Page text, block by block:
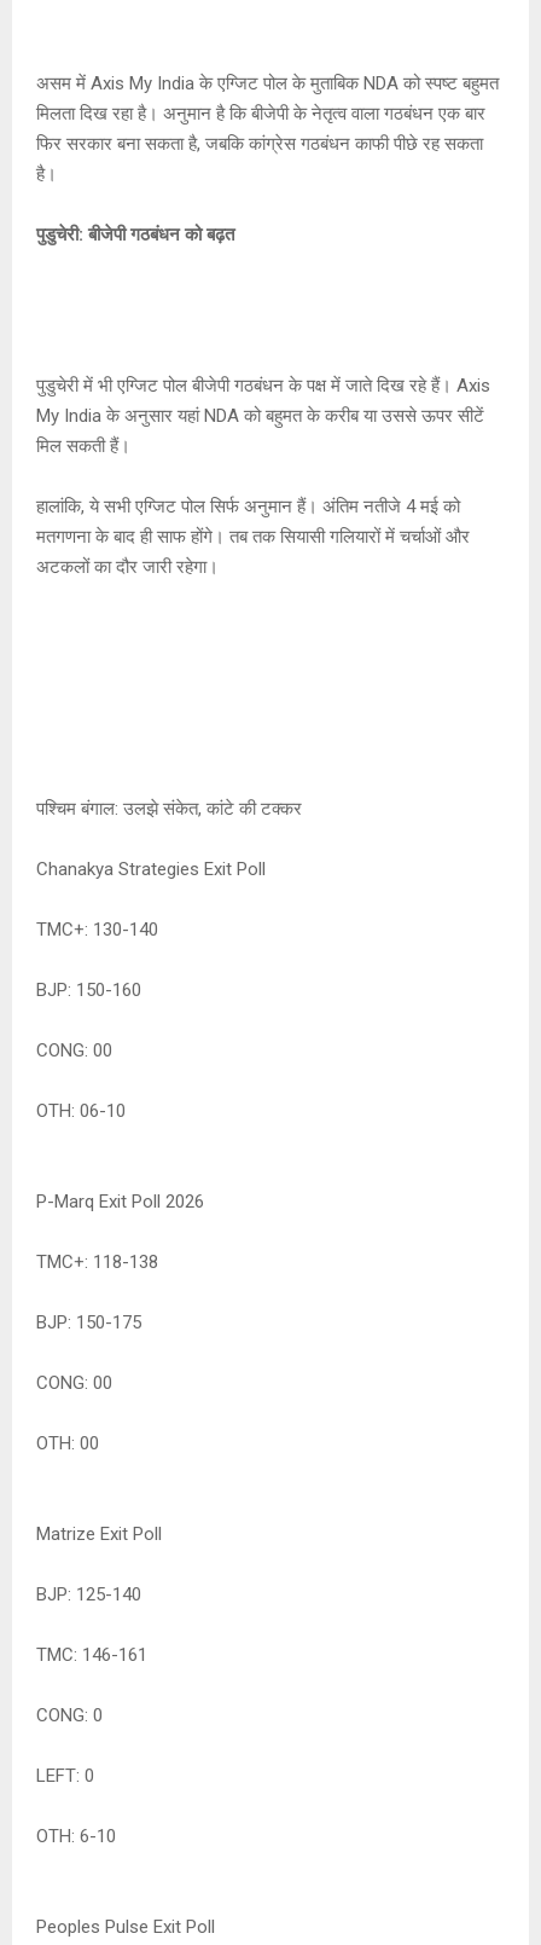
असम में Axis My India के एग्जिट पोल के मुताबिक NDA को स्पष्ट बहुमत
मिलता दिख रहा है। अनुमान है कि बीजेपी के नेतृत्व वाला गठबंधन एक बार
फिर सरकार बना सकता है, जबकि कांग्रेस गठबंधन काफी पीछे रह सकता
है।
पुडुचेरी: बीजेपी गठबंधन को बढ़त
पुडुचेरी में भी एग्जिट पोल बीजेपी गठबंधन के पक्ष में जाते दिख रहे हैं। Axis
My India के अनुसार यहां NDA को बहुमत के करीब या उससे ऊपर सीटें
मिल सकती हैं।
हालांकि, ये सभी एग्जिट पोल सिर्फ अनुमान हैं। अंतिम नतीजे 4 मई को
मतगणना के बाद ही साफ होंगे। तब तक सियासी गलियारों में चर्चाओं और
अटकलों का दौर जारी रहेगा।
पश्चिम बंगाल: उलझे संकेत, कांटे की टक्कर
Chanakya Strategies Exit Poll
TMC+: 130-140
BJP: 150-160
CONG: 00
OTH: 06-10
P-Marq Exit Poll 2026
TMC+: 118-138
BJP: 150-175
CONG: 00
OTH: 00
Matrize Exit Poll
BJP: 125-140
TMC: 146-161
CONG: 0
LEFT: 0
OTH: 6-10
Peoples Pulse Exit Poll